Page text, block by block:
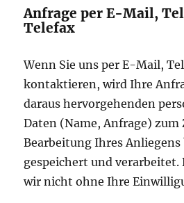
Anfrage per E-Mail,
Telefax
Wenn Sie uns per E-Mail,
kontaktieren, wird Ihre
daraus hervorgehenden
Daten (Name, Anfrage) zum
Bearbeitung Ihres Anliegens
gespeichert und verarbeitet.
wir nicht ohne Ihre